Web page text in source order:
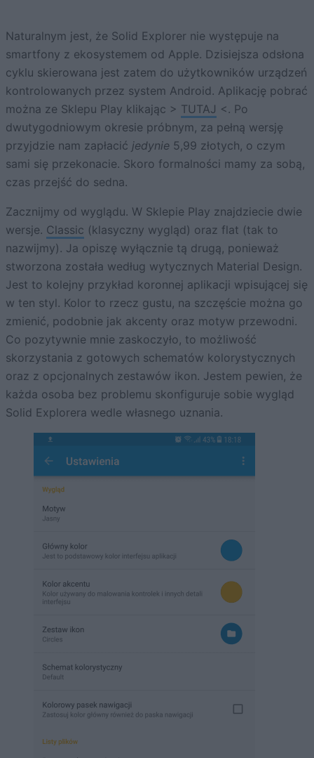
Naturalnym jest, że Solid Explorer nie występuje na
smartfony z ekosystemem od Apple. Dzisiejsza odsłona
cyklu skierowana jest zatem do użytkowników urządzeń
kontrolowanych przez system Android. Aplikację pobrać
można ze Sklepu Play klikając > TUTAJ <. Po
dwutygodniowym okresie próbnym, za pełną wersję
przyjdzie nam zapłacić jedynie 5,99 złotych, o czym
sami się przekonacie. Skoro formalności mamy za sobą,
czas przejść do sedna.
Zacznijmy od wyglądu. W Sklepie Play znajdziecie dwie
wersje. Classic (klasyczny wygląd) oraz flat (tak to
nazwijmy). Ja opiszę wyłącznie tą drugą, ponieważ
stworzona została według wytycznych Material Design.
Jest to kolejny przykład koronnej aplikacji wpisującej się
w ten styl. Kolor to rzecz gustu, na szczęście można go
zmienić, podobnie jak akcenty oraz motyw przewodni.
Co pozytywnie mnie zaskoczyło, to możliwość
skorzystania z gotowych schematów kolorystycznych
oraz z opcjonalnych zestawów ikon. Jestem pewien, że
każda osoba bez problemu skonfiguruje sobie wygląd
Solid Explorera wedle własnego uznania.